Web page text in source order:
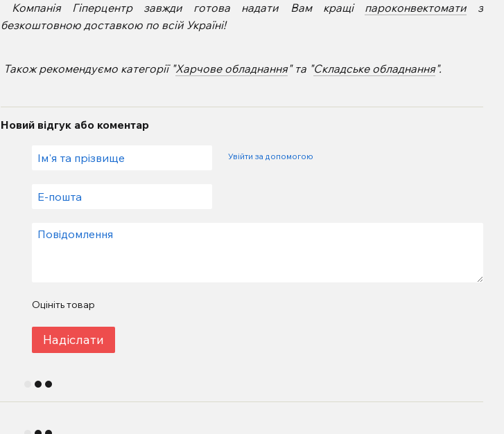
Компанія Гіперцентр завжди готова надати Вам кращі пароконвектомати
з
безкоштовною доставкою по всій Україні!
Також рекомендуємо категорії "Харчове обладнання" та "Складське обладнання".
Новий відгук або коментар
Увійти за допомогою
Оцініть товар
Надіслати